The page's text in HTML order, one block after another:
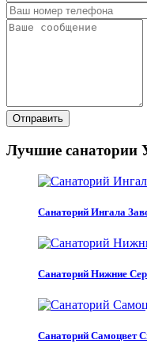
Отправить
Лучшие санатории
Санаторий Ингала
Санаторий Нижние
Санаторий Самоцвет